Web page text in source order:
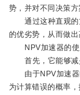
势，并对不同决策方
通过这种直观的
的优劣势，从而做出
NPV加速器的使
首先，它能够减
由于NPV加速器
为计算错误的概率